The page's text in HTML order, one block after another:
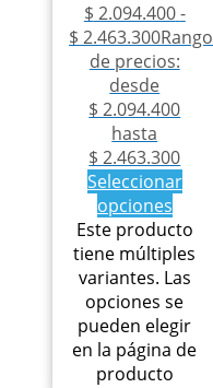
$ 2.094.400-
$ 2.463.300Rango
de precios:
desde
$ 2.094.400
hasta
$ 2.463.300
Seleccionar
opciones
Este producto
tiene múltiples
variantes. Las
opciones se
pueden elegir
en la página de
producto